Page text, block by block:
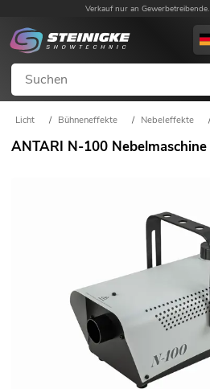
Verkauf nur an
Licht / Bühneneffekte / Nebeleffekte
ANTARI N-100 Nebelmaschine